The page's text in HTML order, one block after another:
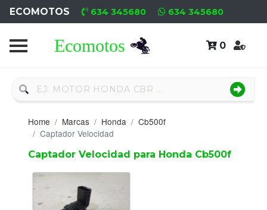
ECOMOTOS 634 345680 634 345680
0
Home
Nuevo
Neumáticos
Campa
Motores
Nuevos
Home Marcas Honda
Cb500f
Captador Velocidad
Captador Velocidad para Honda Cb500f